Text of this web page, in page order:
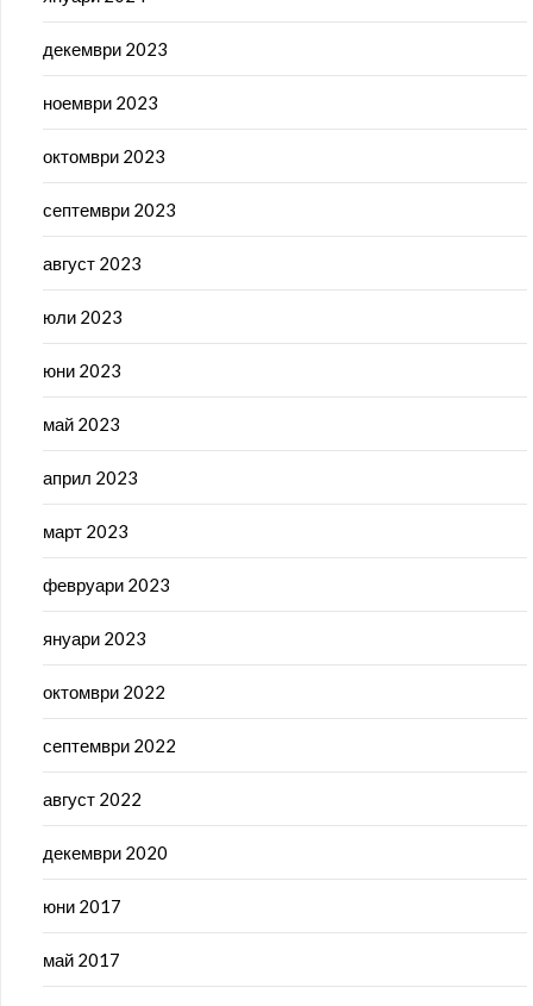
декември 2023
ноември 2023
октомври 2023
септември 2023
август 2023
юли 2023
юни 2023
май 2023
април 2023
март 2023
февруари 2023
януари 2023
октомври 2022
септември 2022
август 2022
декември 2020
юни 2017
май 2017